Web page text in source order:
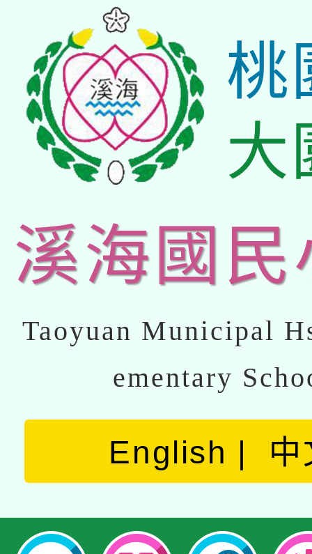
桃
大
溪海國民
Taoyuan Municipal
ementary
English 中